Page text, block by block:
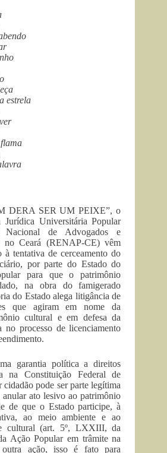
estrela
DERA SER UM PEIXE”, o
Jurídica Universitária Popular
de Advogados e
no Ceará (RENAP-CE) vêm
à tentativa de cerceamento do
por parte do Estado do
para que o patrimônio
na obra do famigerado
do Estado alega litigância de
que agiram em nome da
cultural e em defesa da
processo de licenciamento
garantia política a direitos
na Constituição Federal de
cidadão pode ser parte legítima
ato lesivo ao patrimônio
de que o Estado participe, à
ao meio ambiente e ao
cultural (art. 5º, LXXIII, da
Ação Popular em trâmite na
ação, isso é fato para